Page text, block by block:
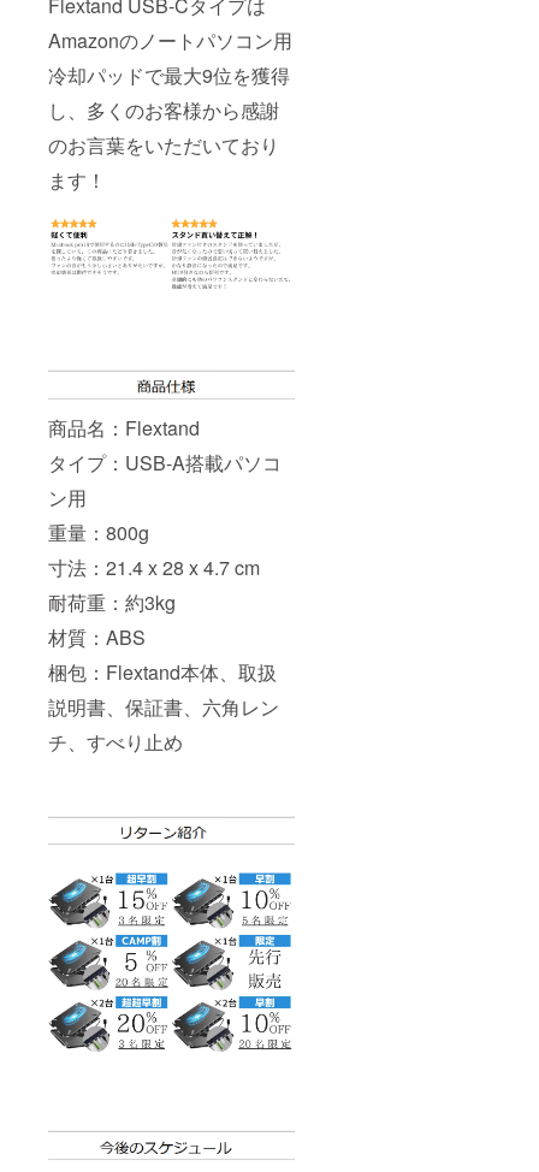
Amazonのノートパソコン用
冷却パッドで最大9位を獲得
し、多くのお客様から感謝
のお言葉をいただいており
ます！
商品名：Flextand
タイプ：USB-A搭載パソコ
ン用
重量：800g
寸法：21.4 x 28 x 4.7 cm
耐荷重：約3kg
材質：ABS
梱包：Flextand本体、取扱
説明書、保証書、六角レン
チ、すべり止め